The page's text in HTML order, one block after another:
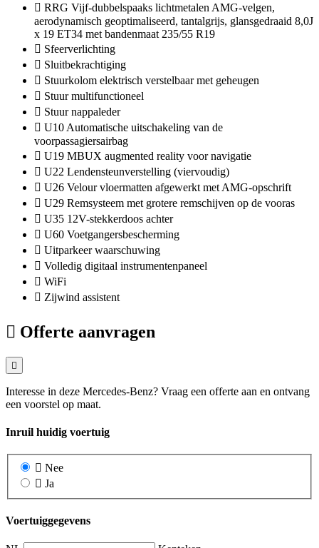
RRG Vijf-dubbelspaaks lichtmetalen AMG-velgen,
aerodynamisch geoptimaliseerd, tantalgrijs, glansgedraaid 8,0J
x 19 ET34 met bandenmaat 235/55 R19
Sfeerverlichting
Sluitbekrachtiging
Stuurkolom elektrisch verstelbaar met geheugen
Stuur multifunctioneel
Stuur nappaleder
U10 Automatische uitschakeling van de
voorpassagiersairbag
U19 MBUX augmented reality voor navigatie
U22 Lendensteunverstelling (viervoudig)
U26 Velour vloermatten afgewerkt met AMG-opschrift
U29 Remsysteem met grotere remschijven op de vooras
U35 12V-stekkerdoos achter
U60 Voetgangersbescherming
Uitparkeer waarschuwing
Volledig digitaal instrumentenpaneel
WiFi
Zijwind assistent
Offerte aanvragen
Interesse in deze Mercedes-Benz? Vraag een offerte aan en ontvang
een voorstel op maat.
Inruil huidig voertuig
Nee
Ja
Voertuiggegevens